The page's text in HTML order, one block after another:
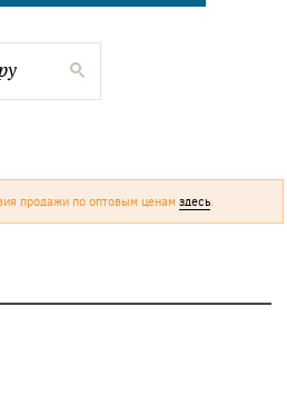
продажи по оптовым ценам здесь.